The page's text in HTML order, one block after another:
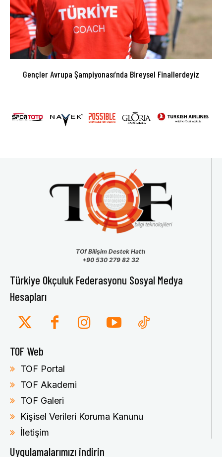
Gençler Avrupa Şampiyonası’nda Bireysel Finallerdeyiz
TOf Bilişim Destek Hattı
+90 530 279 82 32
Türkiye Okçuluk Federasyonu Sosyal Medya
Hesapları
TOF Web
TOF Portal
TOF Akademi
TOF Galeri
Kişisel Verileri Koruma Kanunu
İletişim
Uygulamalarımızı indirin